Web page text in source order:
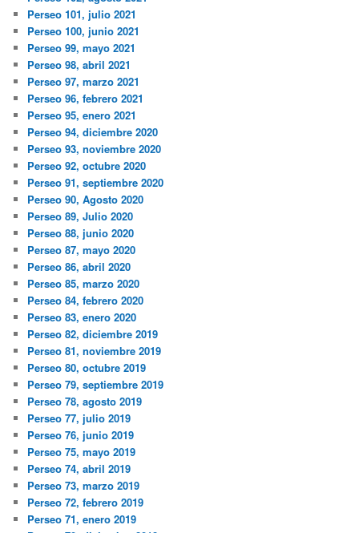
Perseo 101, julio 2021
Perseo 100, junio 2021
Perseo 99, mayo 2021
Perseo 98, abril 2021
Perseo 97, marzo 2021
Perseo 96, febrero 2021
Perseo 95, enero 2021
Perseo 94, diciembre 2020
Perseo 93, noviembre 2020
Perseo 92, octubre 2020
Perseo 91, septiembre 2020
Perseo 90, Agosto 2020
Perseo 89, Julio 2020
Perseo 88, junio 2020
Perseo 87, mayo 2020
Perseo 86, abril 2020
Perseo 85, marzo 2020
Perseo 84, febrero 2020
Perseo 83, enero 2020
Perseo 82, diciembre 2019
Perseo 81, noviembre 2019
Perseo 80, octubre 2019
Perseo 79, septiembre 2019
Perseo 78, agosto 2019
Perseo 77, julio 2019
Perseo 76, junio 2019
Perseo 75, mayo 2019
Perseo 74, abril 2019
Perseo 73, marzo 2019
Perseo 72, febrero 2019
Perseo 71, enero 2019